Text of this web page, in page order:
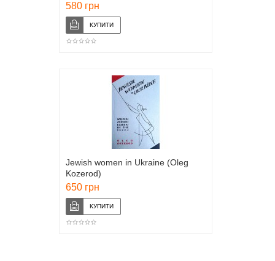
580 грн
Jewish women in Ukraine (Oleg
Kozerod)
650 грн